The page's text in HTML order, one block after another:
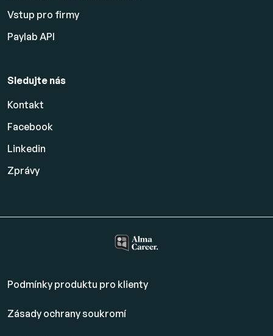
Vstup pro firmy
Paylab API
Sledujte nás
Kontakt
Facebook
Linkedin
Zprávy
Podmínky produktu pro klienty
Zásady ochrany soukromí